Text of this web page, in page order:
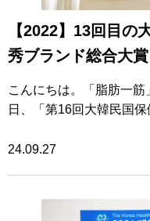
【2022】13回目の
秀ブランド総合大
こんにちは。「脂肪一
日、「第16回大韓民国
24.09.27